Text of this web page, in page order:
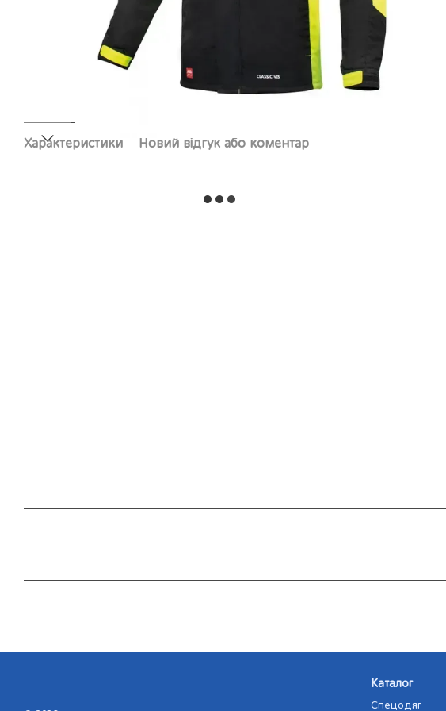
Характеристики Новий відгук або коментар
Каталог
Спецодяг